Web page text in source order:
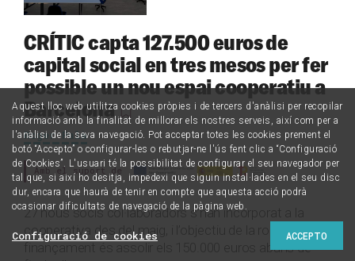
CRÍTIC capta 127.500 euros de
capital social en tres mesos per fer
possible un nou espai cooperatiu a
Barcelona
Roger Palà
Amb el suport de
27 nous socis col·laboradors s’han incorporat a la
cooperativa des del maig, i l’objectiu de la ronda de
finançament és assolir els 150.000 euros abans de
Aquest lloc web utilitza cookies pròpies i de tercers d'anàlisi per recopilar
informació amb la finalitat de millorar els nostres serveis, així com per a
l'anàlisi de la seva navegació. Pot acceptar totes les cookies prement el
botó “Accepto” o configurar-les o rebutjar-ne l'ús fent clic a “Configuració
de Cookies”. L'usuari té la possibilitat de configurar el seu navegador per
tal que, si així ho desitja, impedexi que siguin instal·lades en el seu disc
dur, encara que haurà de tenir en compte que aquesta acció podrà
ocasionar dificultats de navegació de la pàgina web.
ACCEPTO
Configuració de cookies